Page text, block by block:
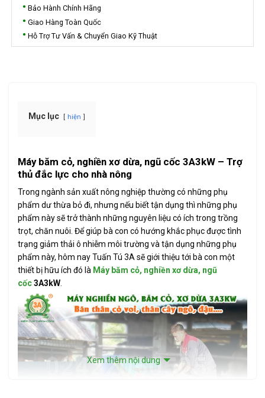
Bảo Hành Chính Hãng
Giao Hàng Toàn Quốc
Hỗ Trợ Tư Vấn & Chuyển Giao Kỹ Thuật
Mục lục hiện
Máy băm cỏ, nghiền xơ dừa, ngũ cốc 3A3kW – Trợ
thủ đắc lực cho nhà nông
Trong ngành sản xuất nông nghiệp thường có những phụ
phẩm dư thừa bỏ đi, nhưng nếu biết tận dụng thì những phụ
phẩm này sẽ trở thành những nguyên liệu có ích trong trồng
trọt, chăn nuôi. Để giúp bà con có hướng khắc phục được tình
trạng giảm thải ô nhiễm môi trường và tận dụng những phụ
phẩm này, hôm nay Tuấn Tú 3A sẽ giới thiệu tới bà con một
thiết bị hữu ích đó là Máy băm cỏ, nghiền xơ dừa, ngũ
cốc3A3kW.
Xem thêm nội dung